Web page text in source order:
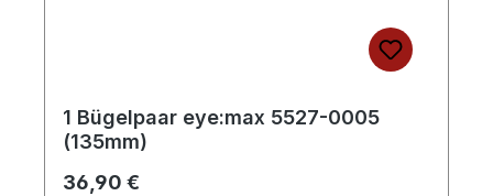
1 Bügelpaar eye:max 5527-0005
(135mm)
Regulärer Preis:
36,90 €